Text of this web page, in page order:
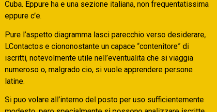
Cuba. Eppure ha e una sezione italiana, non frequentatissima
eppure c’e.
Pure l’aspetto diagramma lasci parecchio verso desiderare,
LContactos e ciononostante un capace “contenitore” di
iscritti, notevolmente utile nell’eventualita che si viaggia
numeroso o, malgrado cio, si vuole apprendere persone
latine.
Si puo volare all’interno del posto per uso sufficientemente